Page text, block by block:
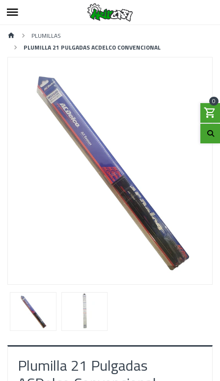
0
PLUMILLAS
PLUMILLA 21 PULGADAS ACDELCO CONVENCIONAL
Plumilla 21 Pulgadas